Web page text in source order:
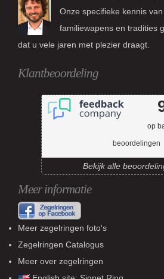
Onze specifieke kennis van
familiewapens en tradities
dat u vele jaren met plezier draagt.
Klantbeoordeling
op
beoordelingen
Bekijk alle
Meer informatie
Meer zegelringen foto's
Zegelringen Catalogus
Meer over zegelringen